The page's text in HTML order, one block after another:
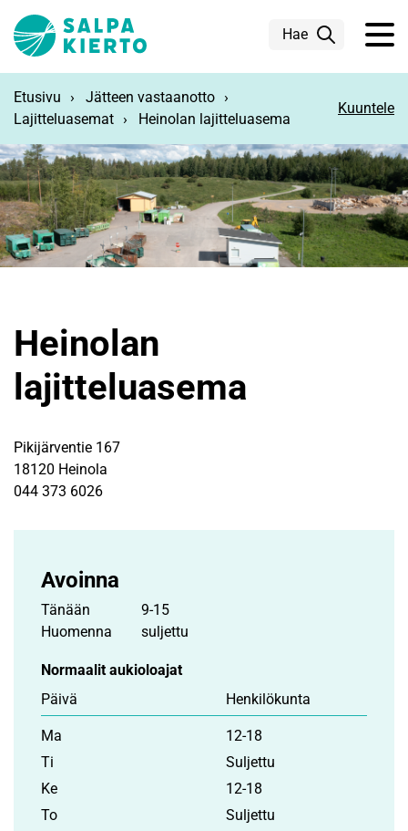
Hae
Etusivu
Jätteen vastaanotto
Lajitteluasemat
Heinolan lajitteluasema
Kuuntele
Heinolan
lajitteluasema
Pikijärventie 167
18120 Heinola
044 373 6026
Avoinna
Tänään
9-15
Huomenna
suljettu
Normaalit aukioloajat
Päivä
Henkilö­kunta
Ma
12-18
Ti
Suljettu
Ke
12-18
To
Suljettu